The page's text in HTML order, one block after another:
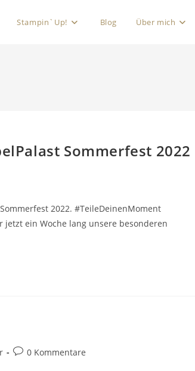
Stampin`Up! Blog Über mich
Sommerfest 2022
2022. #TeileDeinenMoment
ein Woche lang unsere besonderen
0 Kommentare